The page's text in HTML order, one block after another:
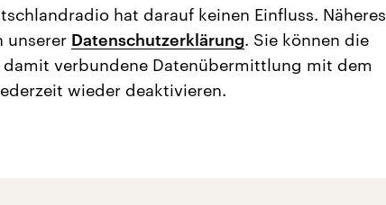
hat darauf keinen Einfluss. Näheres
unserer Datenschutzerklärung. Sie können die
damit verbundene Datenübermittlung mit dem
wieder deaktivieren.